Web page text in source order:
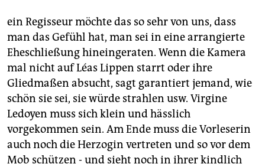
ein Regisseur möchte das so sehr von uns, dass
man das Gefühl hat, man sei in eine arrangierte
Eheschließung hineingeraten. Wenn die Kamera
mal nicht auf Léas Lippen starrt oder ihre
Gliedmaßen absucht, sagt garantiert jemand, wie
schön sie sei, sie würde strahlen usw. Virgine
Ledoyen muss sich klein und hässlich
vorgekommen sein. Am Ende muss die Vorleserin
auch noch die Herzogin vertreten und so vor dem
Mob schützen - und sieht noch in ihrer kindlich